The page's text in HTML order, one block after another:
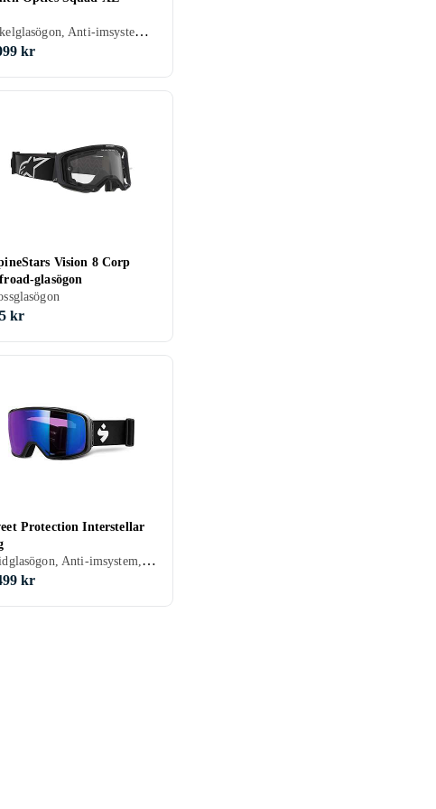
Cykelglasögon, Anti-imsystem, Dubbla linser, UV-skydd, Hjälmkompatibel, Vuxen
kr
Vision 8 Corp
glasögon
kr
Protection Interstellar
Skidglasögon, Anti-imsystem, Dubbla linser, UV-skydd, Vuxen
kr